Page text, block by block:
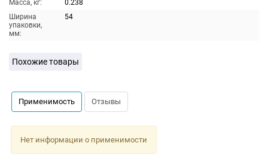
Масса, кг:
0.238
Ширина
упаковки,
мм:
54
Похожие товары
Применимость Отзывы
Нет информации о применимости